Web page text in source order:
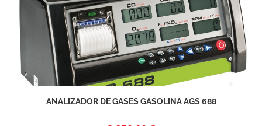
ANALIZADOR DE GASES GASOLINA AGS 688